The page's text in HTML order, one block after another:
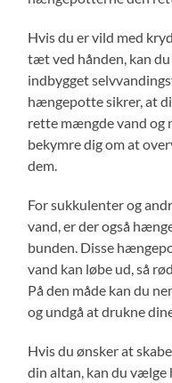
Hvis du er vild med
tæt ved hånden, kan
indbygget
hængepotte sikrer, at
rette mængde vand og
bekymre dig om at
dem.
For sukkulenter og
vand, er der også
bunden. Disse
vand kan løbe ud, så
På den måde kan du
og undgå at drukne
Hvis du ønsker at
din altan, kan du